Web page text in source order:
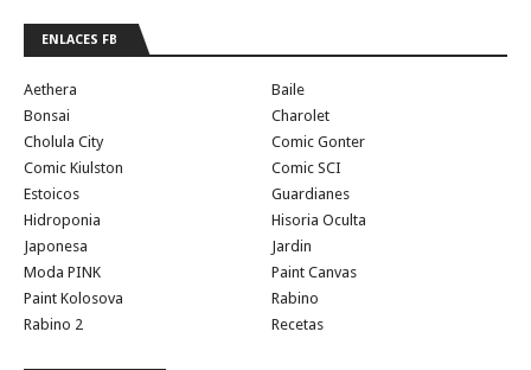
ENLACES FB
Aethera
Baile
Bonsai
Charolet
Cholula City
Comic Gonter
Comic Kiulston
Comic SCI
Estoicos
Guardianes
Hidroponia
Hisoria Oculta
Japonesa
Jardin
Moda PINK
Paint Canvas
Paint Kolosova
Rabino
Rabino 2
Recetas